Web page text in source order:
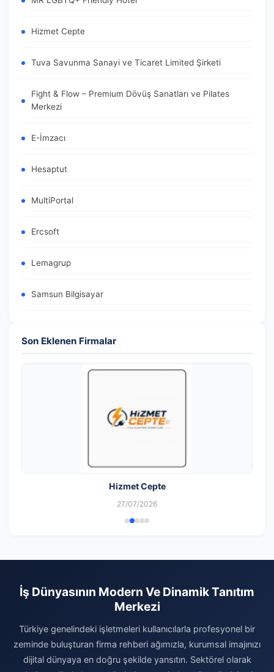
Hizmet Cepte
Tuva Savunma Sanayi ve Ticaret Limited Şirketi
Fight & Flow – Premium Dövüş Sanatları ve Pilates
Merkezi
E-İmzacı
Hesaptut
MultiPortal
Ercsoft
Lemagrup
Samsun Bilgisayar
Son Eklenen Firmalar
Hizmet Cepte
27/07/2026
İş Dünyasının Modern Ve Dinamik Tanıtım
Merkezi
Türkiye genelindeki işletmeleri kullanıcılarla profesyonel bir
zeminde buluşturan firma rehberi ağımızla, kurumsal imajınızı
dijital dünyaya en doğru şekilde yansıtın. Sektörel olarak